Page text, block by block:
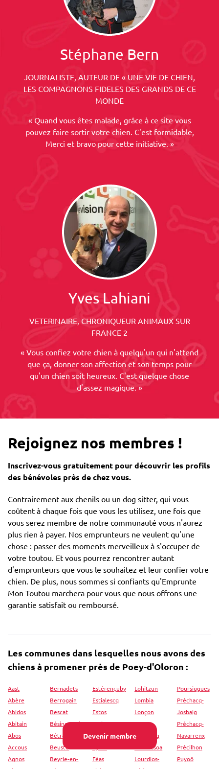
Devenir membre
Stéphane Bern
JOURNALISTE, AUTEUR DE « UNE VIE DE CHIEN,
LES COMPAGNONS FIDELES DES GRANDS DE CE
MONDE
« Quand vous êtes malade, grâce à ce site vous
pouvez faire sortir votre chien. C'est formidable,
Merci et bravo pour cette initiative. »
Yves Lahiani
VETERINAIRE, CHRONIQUEUR ANIMAUX SUR
FRANCE 2
« Vous confiez votre chien à quelqu'un qui n'attend
que ça, donner son affection et son temps pour
qu'un chien soit heureux. C'est quelque chose
d'assez magique. »
Rejoignez nos membres !
Inscrivez-vous gratuitement pour découvrir les profils
des bénévoles près de chez vous.
Contrairement aux chenils ou un dog sitter, qui vous
coûtent à chaque fois que vous les utilisez, une fois que
vous serez membre de notre communauté vous n'aurez
plus rien à payer. Nos emprunteurs ne veulent qu'une
chose : passer des moments merveilleux à s'occuper de
votre toutou. Et vous pourrez rencontrer autant
d'emprunteurs que vous le souhaitez et leur confier votre
chien. De plus, nous sommes si confiants qu'Emprunte
Mon Toutou marchera pour vous que nous offrons une
garantie satisfait ou remboursé.
Les communes dans lesquelles nous avons des
chiens à promener près de Poey-d'Oloron :
Aast
Abère
Abidos
Abitain
Abos
Accous
Agnos
Bernadets
Berrogain
Bescat
Bésingrand
Bétracq
Beuste
Beyrie-en-
Estérençuby
Estialescq
Estos
Etcharry
Etsaut
Féas
Lohitzun
Lombia
Lonçon
Lons
Loubieng
Louhossoa
Lourdios-
Poursiugues
Préchacq-
Josbaig
Préchacq-
Navarrenx
Précilhon
Puyoô